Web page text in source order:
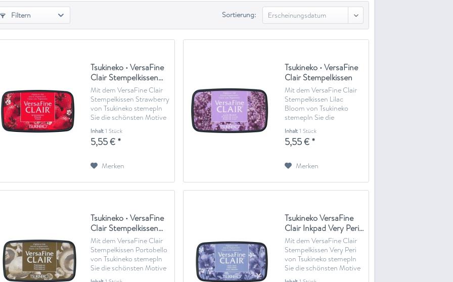
Filtern Sortierung:
Tsukineko • VersaFine
Clair Stempelkissen...
Mit dem VersaFine Clair
Stempelkissen Strawberry
von Tsukineko stemepln
Sie die schönsten Motive
auf Grußkarten,
Einladungen oder in Ihr
Scrapbook und Journal.
deckende Tinte auf
Ölbasis, die je nach
Papiermaterial...
Inhalt1 Stück
5,55 € *
Merken
Tsukineko • VersaFine
Clair Stempelkissen
Lilac...
Mit dem VersaFine Clair
Stempelkissen Lilac
Bloom von Tsukineko
stemepln Sie die
schönsten Motive auf
Grußkarten, Einladungen
oder in Ihr Scrapbook und
eine deckende Tinte auf
Ölbasis, die je nach
Papiermaterial...
Inhalt1 Stück
5,55 € *
Merken
Tsukineko • VersaFine
Clair Stempelkissen...
Mit dem VersaFine Clair
Stempelkissen Portobello
von Tsukineko stemepln
Sie die schönsten Motive
auf Grußkarten,
Tsukineko VersaFine
Clair Inkpad Very Peri...
Mit dem VersaFine Clair
Stempelkissen Very Peri
von Tsukineko stemepln
Sie die schönsten Motive
auf Grußkarten,